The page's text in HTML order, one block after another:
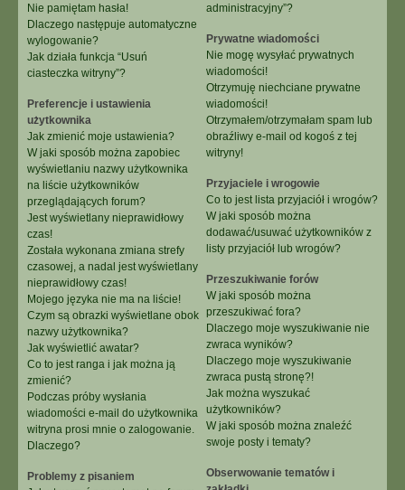
Nie pamiętam hasła!
Dlaczego następuje automatyczne
wylogowanie?
Jak działa funkcja “Usuń
ciasteczka witryny”?
Preferencje i ustawienia
użytkownika
Jak zmienić moje ustawienia?
W jaki sposób można zapobiec
wyświetlaniu nazwy użytkownika
na liście użytkowników
przeglądających forum?
Jest wyświetlany nieprawidłowy
czas!
Została wykonana zmiana strefy
czasowej, a nadal jest wyświetlany
nieprawidłowy czas!
Mojego języka nie ma na liście!
Czym są obrazki wyświetlane obok
nazwy użytkownika?
Jak wyświetlić awatar?
Co to jest ranga i jak można ją
zmienić?
Podczas próby wysłania
wiadomości e-mail do użytkownika
witryna prosi mnie o zalogowanie.
Dlaczego?
Problemy z pisaniem
administracyjny”?
Prywatne wiadomości
Nie mogę wysyłać prywatnych
wiadomości!
Otrzymuję niechciane prywatne
wiadomości!
Otrzymałem/otrzymałam spam lub
obraźliwy e-mail od kogoś z tej
witryny!
Przyjaciele i wrogowie
Co to jest lista przyjaciół i wrogów?
W jaki sposób można
dodawać/usuwać użytkowników z
listy przyjaciół lub wrogów?
Przeszukiwanie forów
W jaki sposób można
przeszukiwać fora?
Dlaczego moje wyszukiwanie nie
zwraca wyników?
Dlaczego moje wyszukiwanie
zwraca pustą stronę?!
Jak można wyszukać
użytkowników?
W jaki sposób można znaleźć
swoje posty i tematy?
Obserwowanie tematów i